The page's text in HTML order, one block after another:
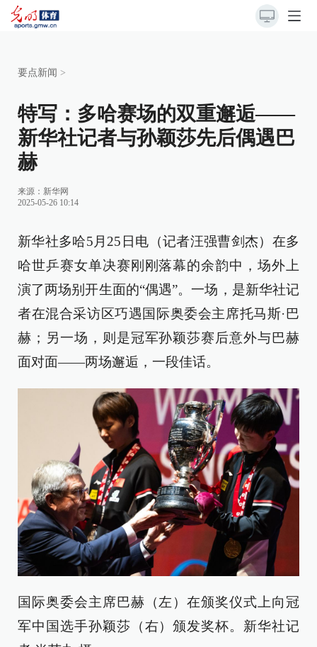
要点新闻 >
特写：多哈赛场的双重邂逅——
新华社记者与孙颖莎先后偶遇巴
赫
来源： 新华网
2025-05-26 10:14
新华社多哈5月25日电（记者汪强曹剑杰）在多
哈世乒赛女单决赛刚刚落幕的余韵中，场外上
演了两场别开生面的“偶遇”。一场，是新华社记
者在混合采访区巧遇国际奥委会主席托马斯·巴
赫；另一场，则是冠军孙颖莎赛后意外与巴赫
面对面——两场邂逅，一段佳话。
国际奥委会主席巴赫（左）在颁奖仪式上向冠
军中国选手孙颖莎（右）颁发奖杯。新华社记